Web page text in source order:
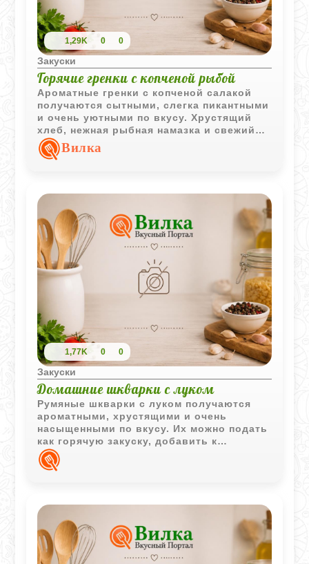
1,29K 0 0
Закуски
Горячие гренки с копченой рыбой
Ароматные гренки с копченой салакой
получаются сытными, слегка пикантными
и очень уютными по вкусу. Хрустящий
хлеб, нежная рыбная намазка и свежий
укроп делают эту закуску особенно
удачной для быстрого домашнего
Вилка
1,77K 0 0
Закуски
Домашние шкварки с луком
Румяные шкварки с луком получаются
ароматными, хрустящими и очень
насыщенными по вкусу. Их можно подать
как горячую закуску, добавить к
картофелю или использовать
вытопленный жир для приготовления